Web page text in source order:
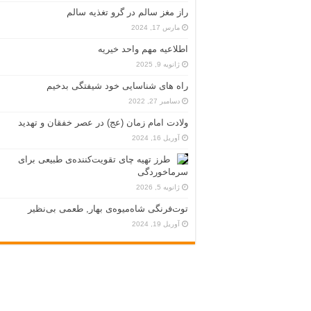
راز مغز سالم در گرو تغذیه سالم
مارس 17, 2024
اطلاعیه مهم واحد خیریه
ژانویه 9, 2025
راه های شناسایی خود شیفتگی بدخیم
دسامبر 27, 2022
ولادت امام زمان (عج) در عصر خفقان و تهدید
آوریل 16, 2024
طرز تهیه چای تقویت‌کننده‌ی طبیعی برای
سرماخوردگی
ژانویه 5, 2026
توت‌فرنگی شاه‌میوه‌ی بهار, طعمی بی‌نظیر
آوریل 19, 2024